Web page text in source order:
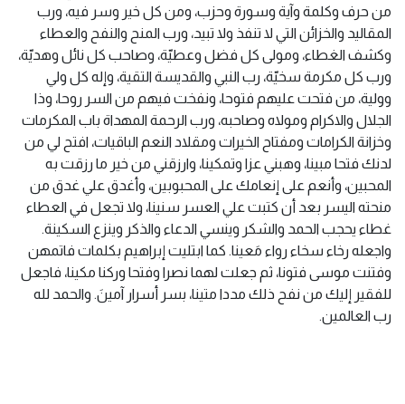
من حرف وكلمة وآية وسورة وحزب، ومن كل خير وسر فيه، ورب
المقاليد والخزائن التي لا تنفذ ولا تبيد، ورب المنح والنفح والعطاء
وكشف الغطاء، ومولى كل فضل وعطيّة، وصاحب كل نائل وهديّة،
ورب كل مكرمة سخيّة، رب النبي والقديسة التقية، وإله كل ولي
وولية، من فتحت عليهم فتوحا، ونفخت فيهم من السر روحا، وذا
الجلال والاكرام ومولاه وصاحبه، ورب الرحمة المهداة باب المكرمات
وخزانة الكرامات ومفتاح الخيرات ومقلاد النعم الباقيات، افتح لي من
لدنك فتحا مبينا، وهبني عزا وتمكينا، وارزقني من خير ما رزقت به
المحبين، وأنعم على إنعامك على المحبوبين، وأغدق علي غدق من
منحته اليسر بعد أن كتبت علي العسر سنينا، ولا تجعل في العطاء
غطاء يحجب الحمد والشكر وينسي الدعاء والذكر وينزع السكينة.
واجعله رخاء سخاء رواء مَعينا. كما ابتليت إبراهيم بكلمات فاتمهن
وفتنت موسى فتونا، ثم جعلت لهما نصرا وفتحا وركنا مكينا، فاجعل
للفقير إليك من نفح ذلك مددا متينا، بسر أسرار آمينَ. والحمد لله
رب العالمين.